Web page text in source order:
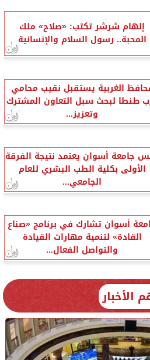
إلهام شرشر تكتب: «صلاح» ملك
المحبة.. رسول السلام والإنسانية
الغربية يستقبل نقيب محامي
طنطا لبحث سبل التعاون المشترك
وتعزيز...
جامعة أسوان يعتمد نتيجة الفرقة
الأولى بكلية الطب البشري للعام
الجامعي...
أسوان تشارك في برنامج «صناع
القادة» لتنمية مهارات القيادة
والتواصل الفعال...
الأخبار